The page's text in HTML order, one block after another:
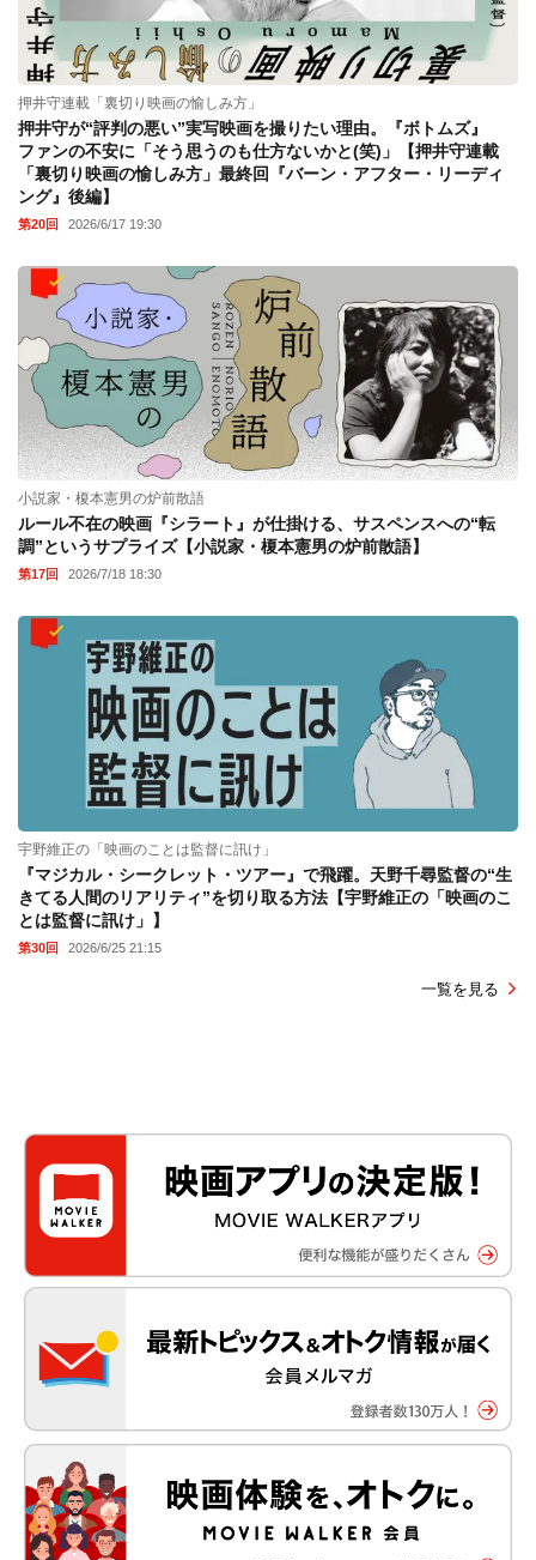
押井守連載「裏切り映画の愉しみ方」
押井守が“評判の悪い”実写映画を撮りたい理由。『ボトムズ』
ファンの不安に「そう思うのも仕方ないかと(笑)」【押井守連載
「裏切り映画の愉しみ方」最終回『バーン・アフター・リーディ
ング』後編】
第20回 2026/6/17 19:30
小説家・榎本憲男の炉前散語
ルール不在の映画『シラート』が仕掛ける、サスペンスへの“転
調”というサプライズ【小説家・榎本憲男の炉前散語】
第17回 2026/7/18 18:30
宇野維正の「映画のことは監督に訊け」
『マジカル・シークレット・ツアー』で飛躍。天野千尋監督の“生
きてる人間のリアリティ”を切り取る方法【宇野維正の「映画のこ
とは監督に訊け」】
第30回 2026/6/25 21:15
一覧を見る